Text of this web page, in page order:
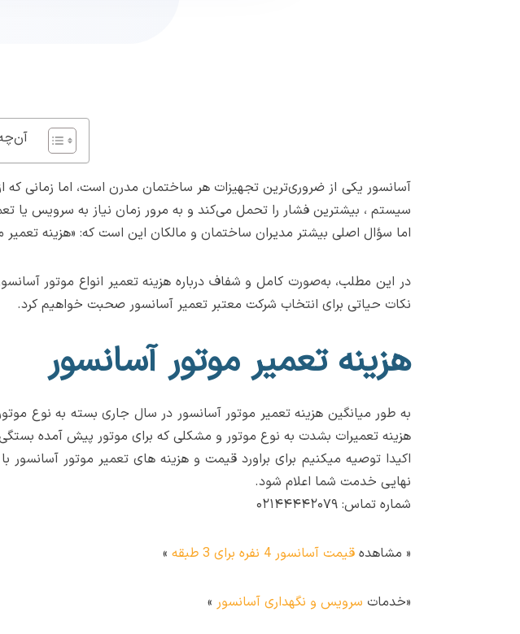
آسانسور یکی از ضروری‌ترین تجهیزات هر ساختمان مدرن است، اما زمانی
سیستم ، بیشترین فشار را تحمل می‌کند و به مرور زمان نیاز به سرویس یا
اما سؤال اصلی بیشتر مدیران ساختمان و مالکان این است که: «هزینه
نکات حیاتی برای انتخاب شرکت معتبر تعمیر آسانسور صحبت خواهیم کرد.
هزینه تعمیر موتور آسانسور
هزینه تعمیرات بشدت به نوع موتور و مشکلی که برای موتور پیش آمده بستگی
اکیدا توصیه میکنیم برای براورد قیمت و هزینه های تعمیر موتور
نهایی خدمت شما اعلام شود.
شماره تماس: ۰۲۱۴۴۴۴۲۰۷۹
« مشاهدهقیمت آسانسور 4 نفره برای 3 طبقه »
«خدمات سرویس و نگهداری آسانسور »